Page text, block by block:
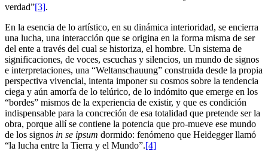
verdad”[3].
En la esencia de lo artístico, en su dinámica interioridad, se encierra
una lucha, una interacción que se origina en la forma misma de ser
del ente a través del cual se historiza, el hombre. Un sistema de
significaciones, de voces, escuchas y silencios, un mundo de signos
e interpretaciones, una “Weltanschauung” construida desde la propia
perspectiva vivencial, intenta imponer su cosmos sobre la tendencia
ciega y aún amorfa de lo telúrico, de lo indómito que emerge en los
“bordes” mismos de la experiencia de existir, y que es condición
indispensable para la concreción de esa totalidad que pretende ser la
obra, porque allí se contiene la potencia que pro-mueve ese mundo
de los signos in se ipsum dormido: fenómeno que Heidegger llamó
“la lucha entre la Tierra y el Mundo”.[4]